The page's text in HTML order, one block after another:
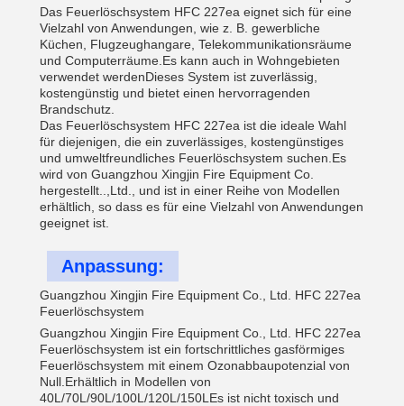
Das Feuerlöschsystem HFC 227ea eignet sich für eine
Vielzahl von Anwendungen, wie z. B. gewerbliche
Küchen, Flugzeughangare, Telekommunikationsräume
und Computerräume.Es kann auch in Wohngebieten
verwendet werdenDieses System ist zuverlässig,
kostengünstig und bietet einen hervorragenden
Brandschutz.
Das Feuerlöschsystem HFC 227ea ist die ideale Wahl
für diejenigen, die ein zuverlässiges, kostengünstiges
und umweltfreundliches Feuerlöschsystem suchen.Es
wird von Guangzhou Xingjin Fire Equipment Co.
hergestellt..,Ltd., und ist in einer Reihe von Modellen
erhältlich, so dass es für eine Vielzahl von Anwendungen
geeignet ist.
Anpassung:
Guangzhou Xingjin Fire Equipment Co., Ltd. HFC 227ea
Feuerlöschsystem
Guangzhou Xingjin Fire Equipment Co., Ltd. HFC 227ea
Feuerlöschsystem ist ein fortschrittliches gasförmiges
Feuerlöschsystem mit einem Ozonabbaupotenzial von
Null.Erhältlich in Modellen von
40L/70L/90L/100L/120L/150LEs ist nicht toxisch und